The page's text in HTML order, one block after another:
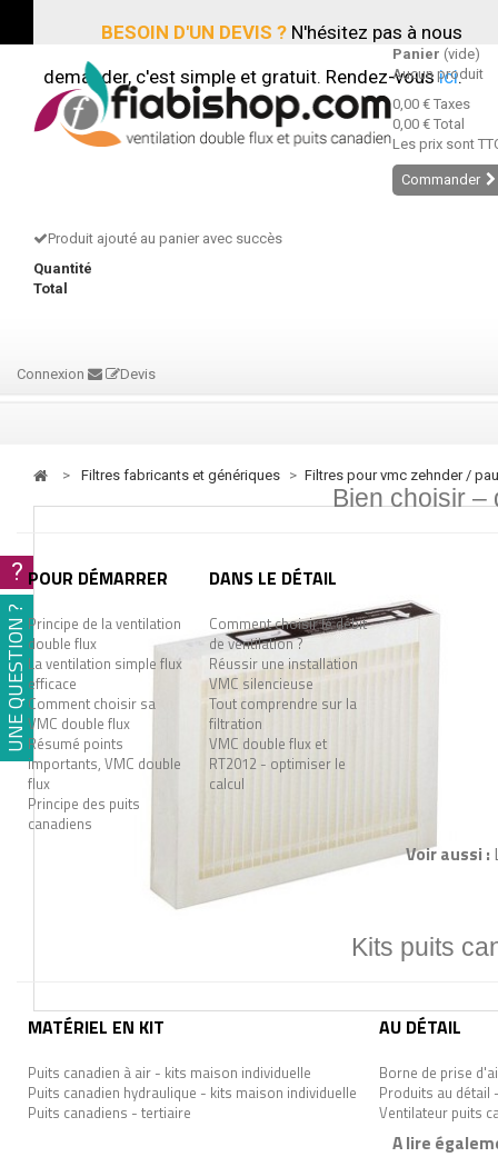
BESOIN D'UN DEVIS ?N'hésitez pas à nous
demander, c'est simple et gratuit. Rendez-vousici.
Panier (vide)
Aucun produit
0,00 € Taxes
0,00 € Total
Les prix sont
Commander
Produit ajouté au panier avec succès
Quantité
Total
Connexion Devis
Bien choisir –
POUR DÉMARRER
Principe de la ventilation
double flux
La ventilation simple flux
efficace
Comment choisir sa
VMC double flux
Résumé points
importants, VMC double
flux
Principe des puits
canadiens
DANS LE DÉTAIL
Comment choisir le débit
de ventilation ?
Réussir une installation
VMC silencieuse
Tout comprendre sur la
filtration
VMC double flux et
RT2012 - optimiser le
calcul
Voir aussi :
Kits puits
MATÉRIEL EN KIT
Puits canadien à air - kits maison individuelle
Puits canadien hydraulique - kits maison individuelle
Puits canadiens - tertiaire
AU DÉTAIL
Borne de prise
Produits au détail
Ventilateur puits
A lire
> filtres fabricants et génériques > filtres pour vmc zehnder /
?
UNE QUESTION ?